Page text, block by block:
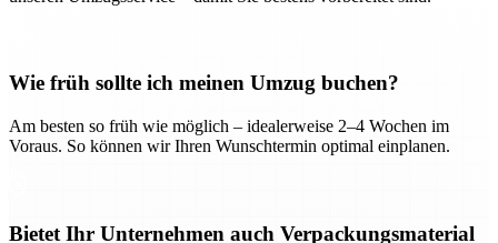
Wie früh sollte ich meinen Umzug buchen?
Am besten so früh wie möglich – idealerweise 2–4 Wochen im
Voraus. So können wir Ihren Wunschtermin optimal einplanen.
Bietet Ihr Unternehmen auch Verpackungsmaterial